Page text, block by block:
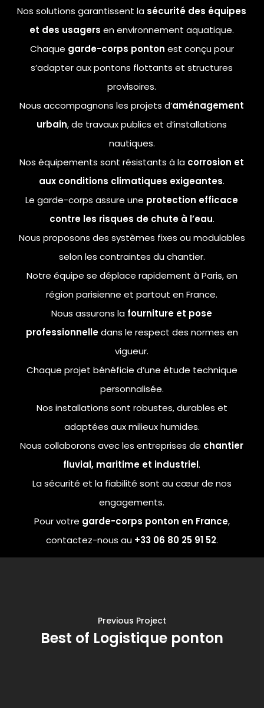
Nos solutions garantissent la sécurité des équipes
et des usagers en environnement aquatique.
Chaque garde-corps ponton est conçu pour
s’adapter aux pontons flottants et structures
provisoires.
Nous accompagnons les projets d’aménagement
urbain, de travaux publics et d’installations
nautiques.
Nos équipements sont résistants à la corrosion et
aux conditions climatiques exigeantes.
Le garde-corps assure une protection efficace
contre les risques de chute à l’eau.
Nous proposons des systèmes fixes ou modulables
selon les contraintes du chantier.
Notre équipe se déplace rapidement à Paris, en
région parisienne et partout en France.
Nous assurons la fourniture et pose
professionnelledans le respect des normes en
vigueur.
Chaque projet bénéficie d’une étude technique
personnalisée.
Nos installations sont robustes, durables et
adaptées aux milieux humides.
Nous collaborons avec les entreprises de chantier
fluvial, maritime et industriel.
La sécurité et la fiabilité sont au cœur de nos
engagements.
Pour votre garde-corps ponton en France,
contactez-nous au +33 06 80 25 91 52.
Previous Project
Best of Logistique ponton